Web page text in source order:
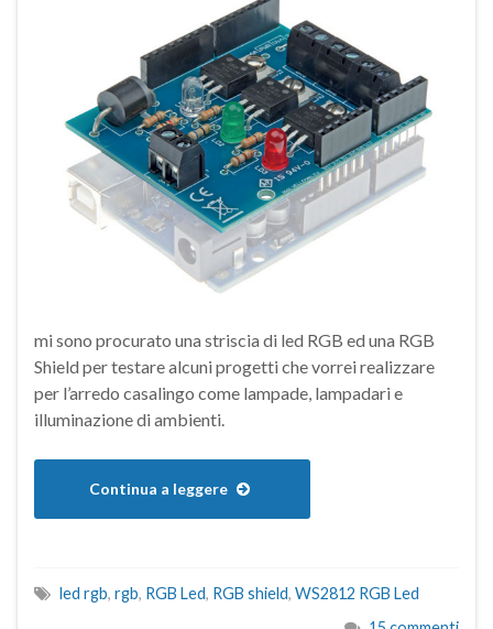
mi sono procurato una striscia di led RGB ed una RGB
Shield per testare alcuni progetti che vorrei realizzare
per l’arredo casalingo come lampade, lampadari e
illuminazione di ambienti.
Continua a leggere
led rgb, rgb, RGB Led, RGB shield, WS2812 RGB Led